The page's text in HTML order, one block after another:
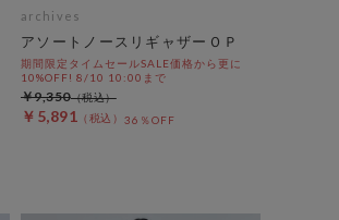
archives
アソートノースリギャザーＯＰ
期間限定タイムセールSALE価格から更に
10%OFF! 8/10 10:00まで
￥5,891 36％OFF
￥9,350